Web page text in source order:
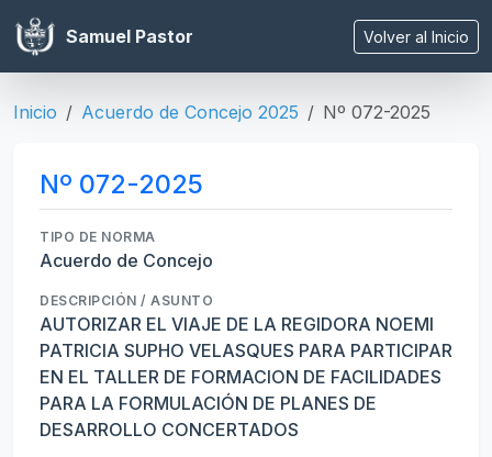
Samuel Pastor Volver al Inicio
Inicio Acuerdo de Concejo 2025 Nº 072-2025
Nº 072-2025
TIPO DE NORMA
Acuerdo de Concejo
DESCRIPCIÓN / ASUNTO
AUTORIZAR EL VIAJE DE LA REGIDORA NOEMI
PATRICIA SUPHO VELASQUES PARA PARTICIPAR
EN EL TALLER DE FORMACION DE FACILIDADES
PARA LA FORMULACIÓN DE PLANES DE
DESARROLLO CONCERTADOS